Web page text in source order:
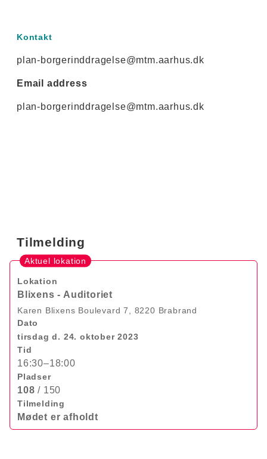
Kontakt
plan-borgerinddragelse@mtm.aarhus.dk
Email address
plan-borgerinddragelse@mtm.aarhus.dk
Tilmelding
Aktuel lokation
Lokation
Blixens - Auditoriet
Karen Blixens Boulevard 7, 8220 Brabrand
Dato
tirsdag d. 24. oktober 2023
Tid
16:30–18:00
Pladser
108 / 150
Tilmelding
Mødet er afholdt